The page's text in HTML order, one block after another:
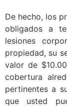
De hecho, los
obligados a
lesiones
propiedad, su
valor de
cobertura
pertinentes a
que usted